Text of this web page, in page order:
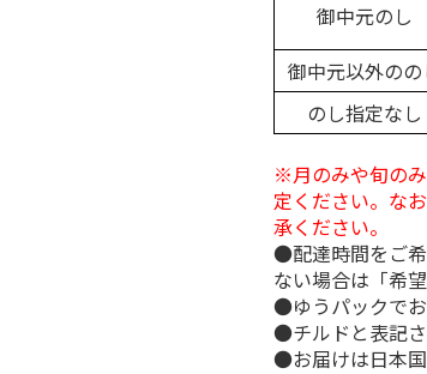
御中元のし
御中元以外のの
のし指定なし
※月のみや旬の
定ください。な
承ください。
●配達時間をご
ない場合は「希
●ゆうパックでお
●チルドと表記さ
●お届けは日本国